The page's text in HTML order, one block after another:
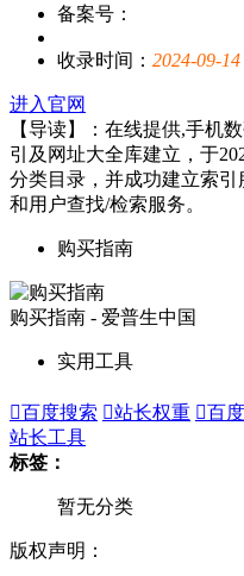
备案号：
收录时间： 2024-09-14
进入官网
【导读】：在线提供,手机
引及网址大全库建立，于
分类目录，并成功建立索
和用户查找/检索服务。
购买指南
购买指南 - 爱普生中国
实用工具
百度搜索 站长权重 百
站长工具
标签：
暂无分类
版权声明：